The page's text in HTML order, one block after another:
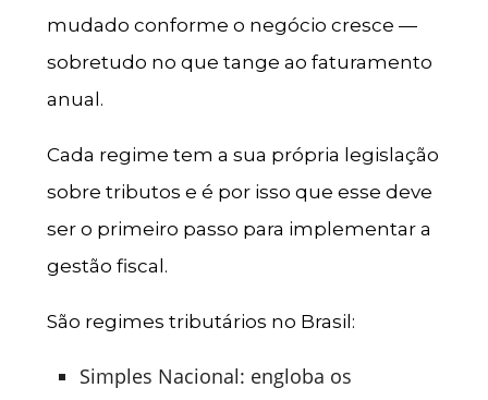
mudado conforme o negócio cresce —
sobretudo no que tange ao faturamento
anual.
Cada regime tem a sua própria legislação
sobre tributos e é por isso que esse deve
ser o primeiro passo para implementar a
gestão fiscal.
São regimes tributários no Brasil:
Simples Nacional: engloba os